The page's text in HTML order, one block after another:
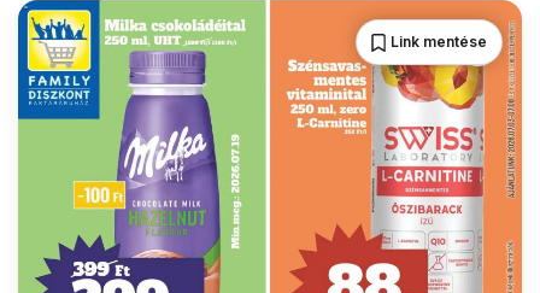
Link mentése